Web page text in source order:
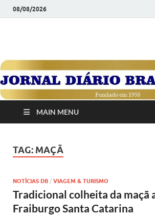
08/08/2026
JORNAL
BRASILIENSE
1958
MAIN MENU
TAG: MAÇÃ
NOTÍCIAS DB / VIAGEM & TURISMO
Tradicional colheita da maçã
Fraiburgo Santa Catarina